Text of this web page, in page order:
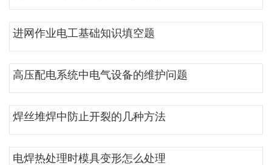
进网作业电工基础知识填空题
高压配电系统中电气设备的维护问题
焊丝堆焊中防止开裂的几种方法
电焊热处理时模具变形怎么处理